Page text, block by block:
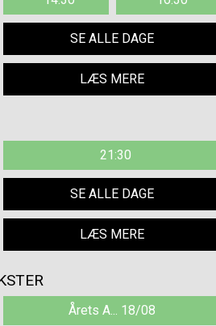
SE ALLE DAGE
LÆS MERE
21:30
SE ALLE DAGE
LÆS MERE
Årets A... 18/08